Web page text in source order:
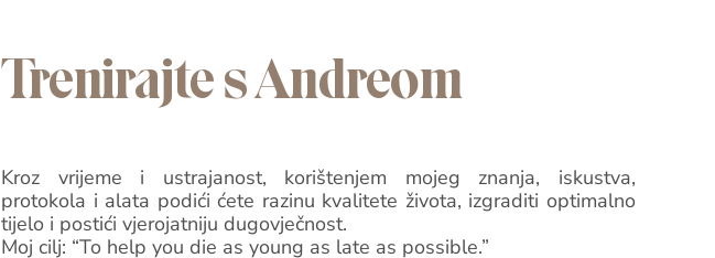
Trenirajte s Andreom
Kroz vrijeme i ustrajanost, korištenjem mojeg znanja, iskustva,
protokola i alata podići ćete razinu kvalitete života, izgraditi optimalno
tijelo i postići vjerojatniju dugovječnost.
Moj cilj: “To help you die as young as late as possible.”